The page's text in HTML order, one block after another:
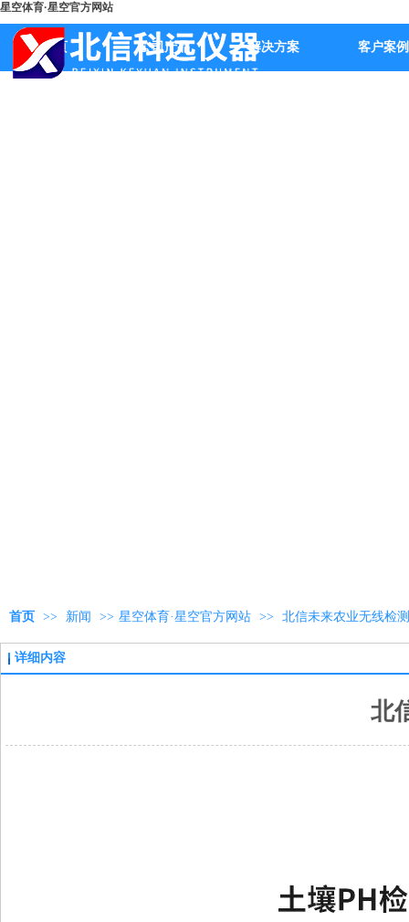
星空体育·星空官方网站
首页 公司产品 解决方案 客户案例
首页 >> 新闻 >> 星空体育·星空官方网站 >> 北信未来农业无线检
详细内容
北